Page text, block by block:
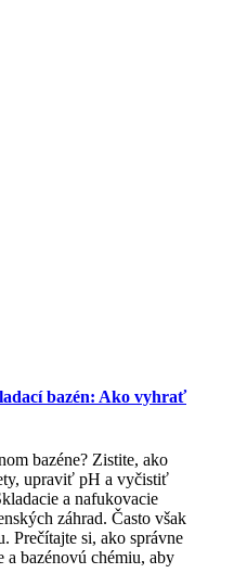
bazén: Ako vyhrať
bazéne? Zistite, ako
upraviť pH a vyčistiť
a nafukovacie
záhrad. Často však
Prečítajte si, ako správne
bazénovú chémiu, aby